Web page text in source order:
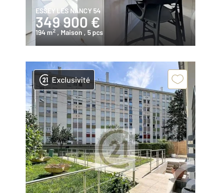
ESSEY LES NANCY 54
349 900 €
194 m2 , Maison , 5 pcs
Exclusivité